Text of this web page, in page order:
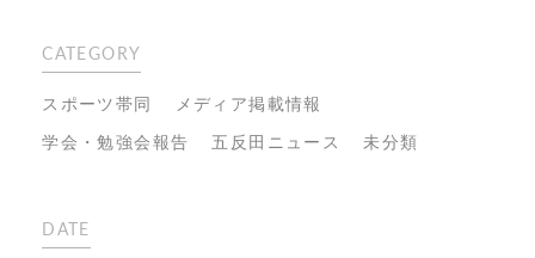
CATEGORY
スポーツ帯同
メディア掲載情報
学会・勉強会報告
五反田ニュース 未分類
DATE